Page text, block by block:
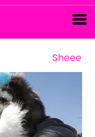
Sheee